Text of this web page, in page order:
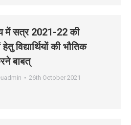
में सत्र 2021-22 की
विद्यार्थियों की भौतिक
बाबत्
26th October 2021